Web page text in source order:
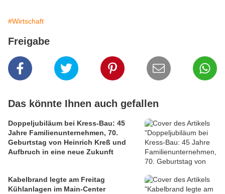
#Wirtschaft
Freigabe
Das könnte Ihnen auch gefallen
Doppeljubiläum bei Kress-Bau: 45
Jahre Familienunternehmen, 70.
Geburtstag von Heinrich Kreß und
Aufbruch in eine neue Zukunft
Kabelbrand legte am Freitag
Kühlanlagen im Main-Center